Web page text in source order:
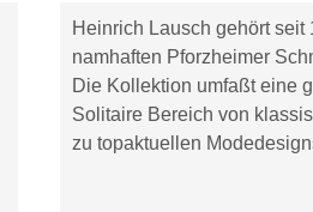
Heinrich Lausch gehört seit
namhaften Pforzheimer
Die Kollektion umfaßt eine
Solitaire Bereich von
zu topaktuellen